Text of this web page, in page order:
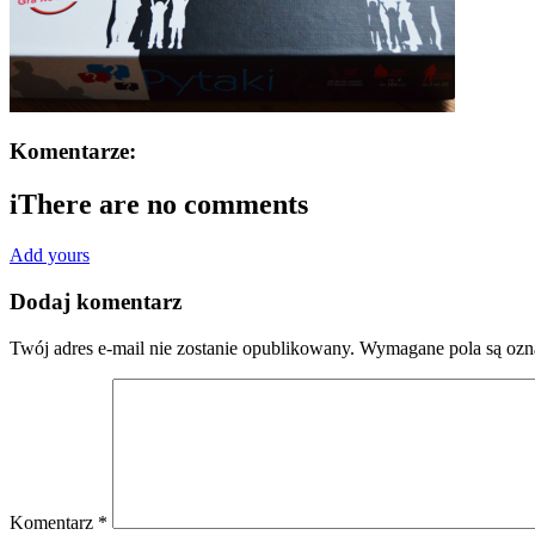
Komentarze:
iThere are no comments
Add yours
Dodaj komentarz
Twój adres e-mail nie zostanie opublikowany. Wymagane pola są
Komentarz *